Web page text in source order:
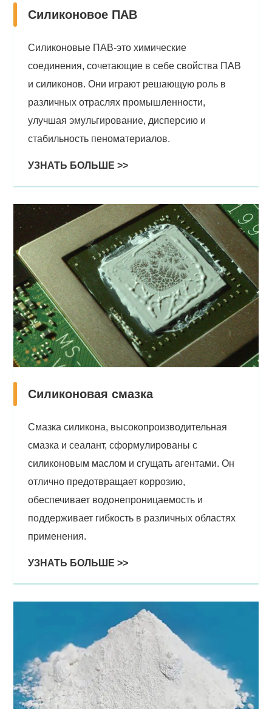
Силиконовое ПАВ
Силиконовые ПАВ-это химические
соединения, сочетающие в себе свойства ПАВ
и силиконов. Они играют решающую роль в
различных отраслях промышленности,
улучшая эмульгирование, дисперсию и
стабильность пеноматериалов.
УЗНАТЬ БОЛЬШЕ >>
Силиконовая смазка
Смазка силикона, высокопроизводительная
смазка и сеалант, сформулированы с
силиконовым маслом и сгущать агентами. Он
отлично предотвращает коррозию,
обеспечивает водонепроницаемость и
поддерживает гибкость в различных областях
применения.
УЗНАТЬ БОЛЬШЕ >>